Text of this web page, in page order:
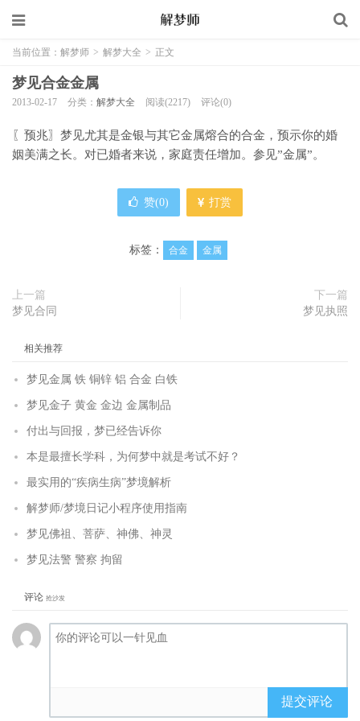
当前位置： 解梦师 > 解梦大全 > 正文
梦见合金金属
2013-02-17 分类： 解梦大全 阅读(2217) 评论(0)
〖预兆〗梦见尤其是金银与其它金属熔合的合金，预示你的婚
姻美满之长。对已婚者来说，家庭责任增加。参见”金属”。
赞(0) 打赏
标签： 合金 金属
上一篇
梦见合同
下一篇
梦见执照
相关推荐
梦见金属 铁 铜锌 铝 合金 白铁
梦见金子 黄金 金边 金属制品
付出与回报，梦已经告诉你
本是最擅长学科，为何梦中就是考试不好？
最实用的“疾病生病”梦境解析
解梦师/梦境日记小程序使用指南
梦见佛祖、菩萨、神佛、神灵
梦见法警 警察 拘留
评论 抢沙发
提交评论